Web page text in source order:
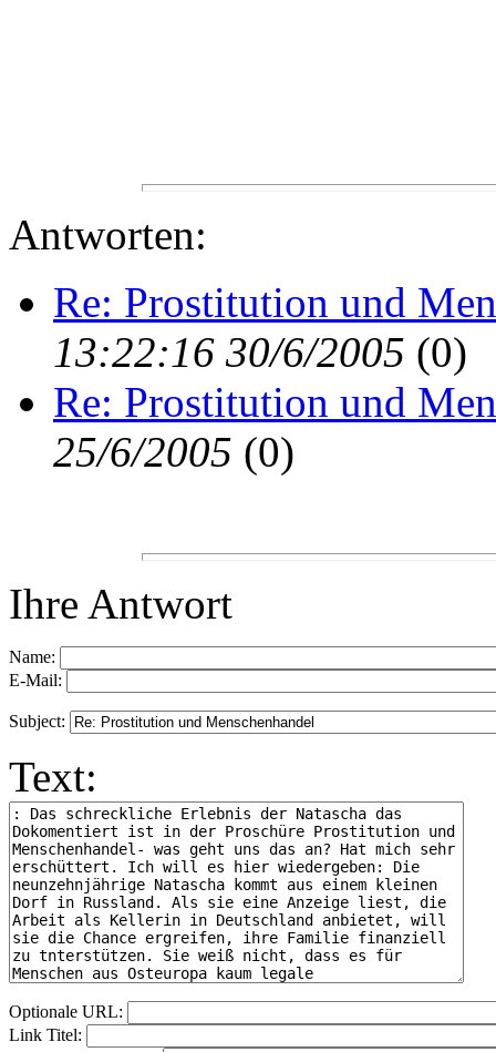
Antworten:
Re: Prostitution und
13:22:16 30/6/2005 (0)
Re: Prostitution und
25/6/2005 (0)
Ihre Antwort
Name:
E-Mail:
Subject:
Text:
Optionale URL:
Link Titel: